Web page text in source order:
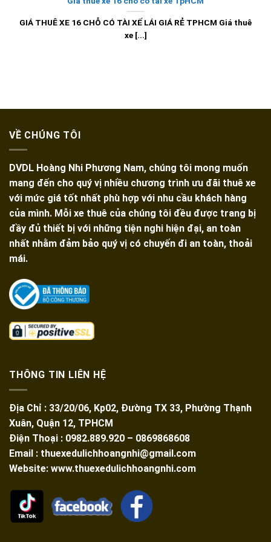
GIÁ THUÊ XE 16 CHỖ CÓ TÀI XẾ LÁI GIÁ RẺ TPHCM Giá thuê
xe [...]
VỀ CHÚNG TÔI
DVDL Hoàng Nhi Phương Nam, chúng tôi mong muốn
mang đến cho quý vị nhiều chương trình ưu đãi thuê xe
với mức giá tốt nhất phù hợp với nhu cầu khách hàng
của mình. Mỗi xe thuê của chúng tôi đều được trang bị
đầy đủ thiết bị với những tiện nghi hiện đại, an toàn
nhất nhằm đảm bảo quý vị có chuyến đi an toàn, thoải
mái.
THÔNG TIN LIÊN HỆ
Địa Chỉ : 33/20/06, Kp02, Đường TX 33, Phường Thạnh
Xuân, Quận 12, TPHCM
Điện Thoại : 0982.889.920 – 0869868608
Email : thuexedulichhoangnhi@gmail.com
Website: www.thuexedulichhoangnhi.com